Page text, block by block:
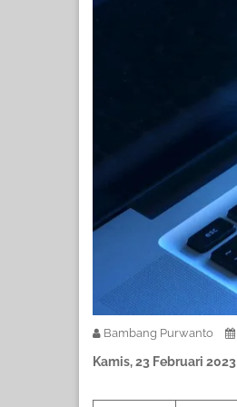
Bambang Purwanto
Kamis, 23 Februari 2023